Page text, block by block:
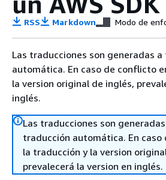
RSS Markdown Modo de
Las traducciones son generadas
automática. En caso de conflicto
la version original de inglés,
inglés.
Las traducciones son
traducción automática. En
la traducción y la version
prevalecerá la version en inglés.